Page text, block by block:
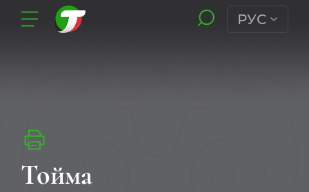
РУС
Тойма